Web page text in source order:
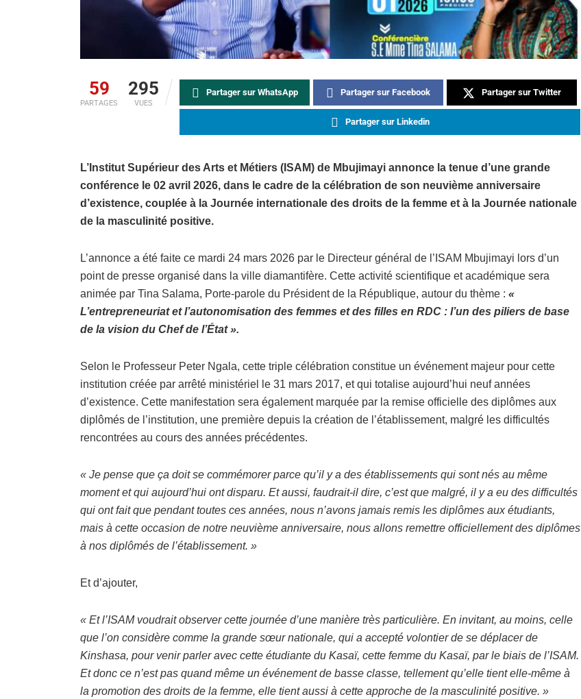
59
PARTAGES
295
VUES
Partager sur WhatsApp Partager sur Facebook Partager sur Twitter
Partager sur Linkedin
L’Institut Supérieur des Arts et Métiers (ISAM) de Mbujimayi annonce la tenue d’une grande
conférence le 02 avril 2026, dans le cadre de la célébration de son neuvième anniversaire
d’existence, couplée à la Journée internationale des droits de la femme et à la Journée nationale
de la masculinité positive.
L’annonce a été faite ce mardi 24 mars 2026 par le Directeur général de l’ISAM Mbujimayi lors d’un
point de presse organisé dans la ville diamantifère. Cette activité scientifique et académique sera
animée par Tina Salama, Porte-parole du Président de la République, autour du thème : «
L’entrepreneuriat et l’autonomisation des femmes et des filles en RDC : l’un des piliers de base
de la vision du Chef de l’État ».
Selon le Professeur Peter Ngala, cette triple célébration constitue un événement majeur pour cette
institution créée par arrêté ministériel le 31 mars 2017, et qui totalise aujourd’hui neuf années
d’existence. Cette manifestation sera également marquée par la remise officielle des diplômes aux
diplômés de l’institution, une première depuis la création de l’établissement, malgré les difficultés
rencontrées au cours des années précédentes.
« Je pense que ça doit se commémorer parce qu’il y a des établissements qui sont nés au même
moment et qui aujourd’hui ont disparu. Et aussi, faudrait-il dire, c’est que malgré, il y a eu des difficultés
qui ont fait que pendant toutes ces années, nous n’avons jamais remis les diplômes aux étudiants,
mais à cette occasion de notre neuvième anniversaire, nous allons remettre officiellement des diplômes
à nos diplômés de l’établissement. »
Et d’ajouter,
« Et l’ISAM voudrait observer cette journée d’une manière très particulière. En invitant, au moins, celle
que l’on considère comme la grande sœur nationale, qui a accepté volontier de se déplacer de
Kinshasa, pour venir parler avec cette étudiante du Kasaï, cette femme du Kasaï, par le biais de l’ISAM.
Et donc ce n’est pas quand même un événement de basse classe, tellement qu’elle tient elle-même à
la promotion des droits de la femme, elle tient aussi à cette approche de la masculinité positive. »